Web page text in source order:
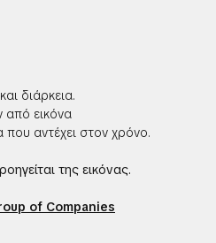
διάρκεια.
από εικόνα
που αντέχει στον χρόνο.
της εικόνας.